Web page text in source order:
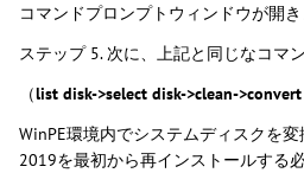
コマンドプロンプトウィンドウが開き
ステップ 5. 次に、上記と同じなコマ
（list disk->select disk->clean-
WinPE環境内でシステムディスクを
2019を最初から再インストールする